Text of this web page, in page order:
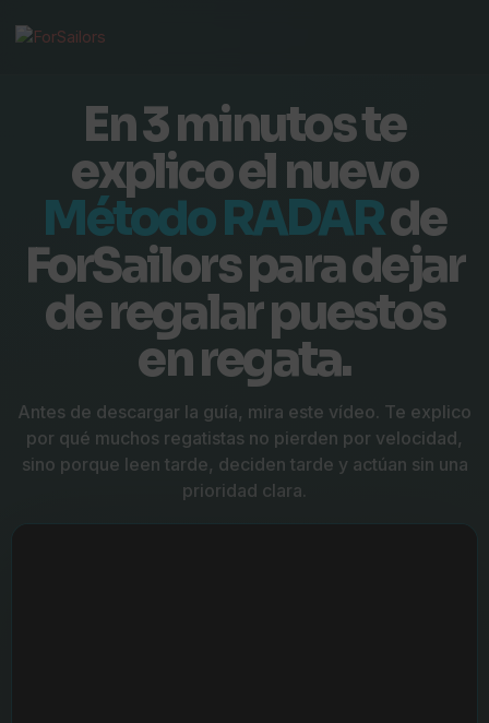
En 3 minutos te
explico el nuevo
Método RADARde
ForSailors para dejar
de regalar puestos
en regata.
Antes de descargar la guía, mira este vídeo. Te explico
por qué muchos regatistas no pierden por velocidad,
sino porque leen tarde, deciden tarde y actúan sin una
prioridad clara.